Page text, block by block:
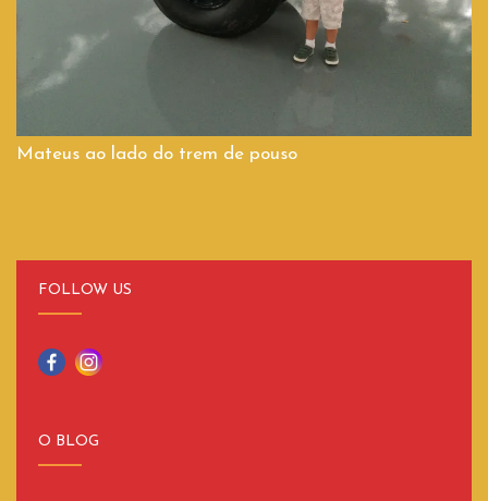
Mateus ao lado do trem de pouso
FOLLOW US
O BLOG